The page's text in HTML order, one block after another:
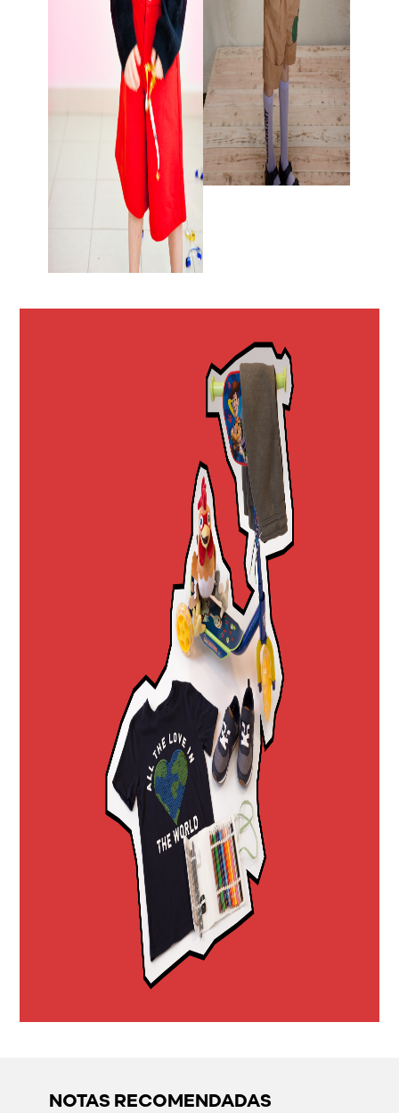
NOTAS RECOMENDADAS